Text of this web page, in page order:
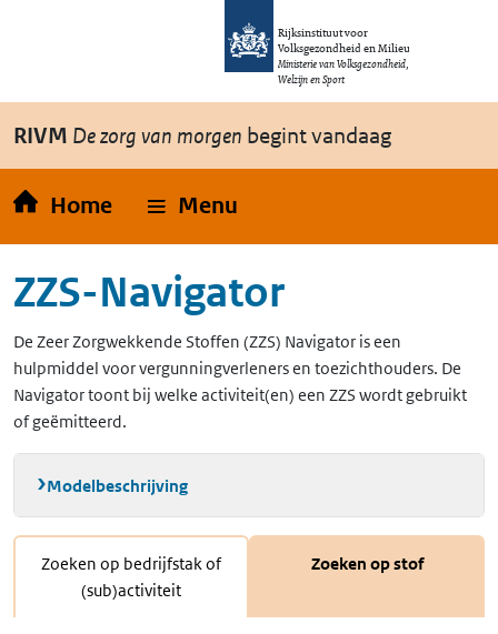
Overslaan en naar de inhoud gaan
Rijksinstituut voor
Volksgezondheid en Milieu
Ministerie van Volksgezondheid,
Welzijn en Sport
RIVM De zorg van morgen begint vandaag
Home Menu
ZZS-Navigator
De Zeer Zorgwekkende Stoffen (ZZS) Navigator is een
hulpmiddel voor vergunningverleners en toezichthouders. De
Navigator toont bij welke activiteit(en) een ZZS wordt gebruikt
of geëmitteerd.
Modelbeschrijving
Zoeken op bedrijfstak of
(sub)activiteit
Zoeken op stof